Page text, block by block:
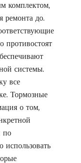
комплектом,
ремонта до.
противостоят
системы.
все
Тормозные
о том,
по
использовать